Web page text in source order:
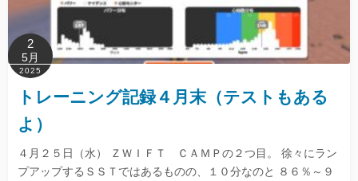
2
5月
2025
トレーニング記録４月末（テストもある
よ）
４月２５日（水） ＺＷＩＦＴ ＣＡＭＰの２つ目。 徐々にラン
プアップするＳＳＴではあるものの、１０分なのと ８６％～９